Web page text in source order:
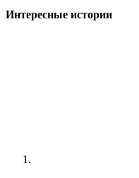
Интересные истории